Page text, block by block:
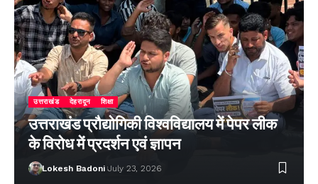
उत्तराखंड देहरादून शिक्षा
उत्तराखंड प्रौद्योगिकी विश्वविद्यालय में पेपर लीक
के विरोध में प्रदर्शन एवं ज्ञापन
Lokesh Badoni July 23, 2026